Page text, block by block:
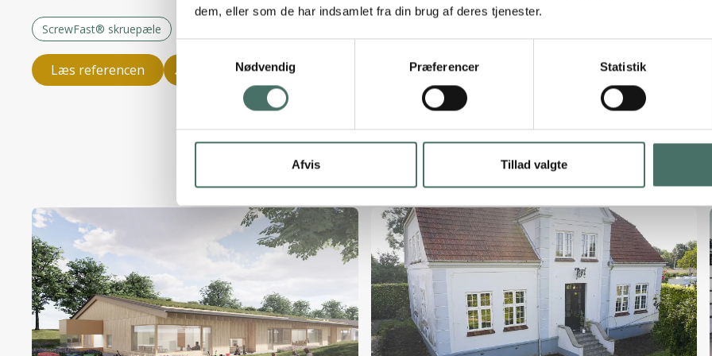
dem, eller som de har indsamlet fra din brug af deres tjenester.
Nødvendig
Præferencer Statistik
Afvis Tillad valgte
ScrewFast® skruepæle
Læs referencen
afslutter han.